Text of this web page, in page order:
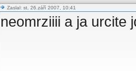
Zaslal: st, 26.září 2007, 10:41
neomrziiii a ja urcite